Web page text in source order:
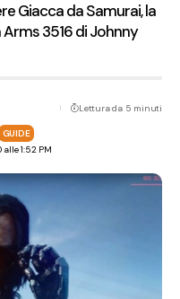
Giacca da Samurai, la
Arms 3516 di Johnny
1:52 PM
GUIDE
Lettura da 5 minuti